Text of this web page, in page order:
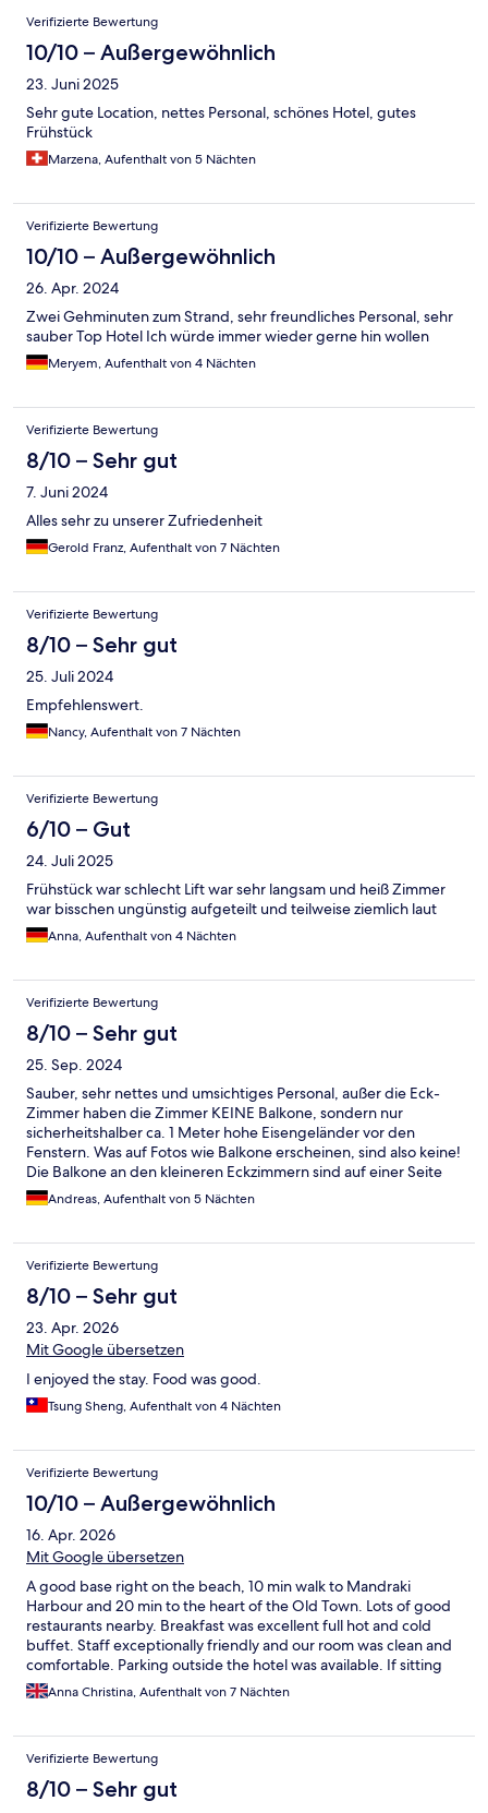
Bewertungen
Verifizierte Bewertung
10/10 – Außergewöhnlich
23. Juni 2025
Sehr gute Location, nettes Personal, schönes Hotel, gutes
Frühstück
Marzena, Aufenthalt von 5 Nächten
Verifizierte Bewertung
10/10 – Außergewöhnlich
26. Apr. 2024
Zwei Gehminuten zum Strand, sehr freundliches Personal, sehr
sauber Top Hotel Ich würde immer wieder gerne hin wollen
Meryem, Aufenthalt von 4 Nächten
Verifizierte Bewertung
8/10 – Sehr gut
7. Juni 2024
Alles sehr zu unserer Zufriedenheit
Gerold Franz, Aufenthalt von 7 Nächten
Verifizierte Bewertung
8/10 – Sehr gut
25. Juli 2024
Empfehlenswert.
Nancy, Aufenthalt von 7 Nächten
Verifizierte Bewertung
6/10 – Gut
24. Juli 2025
Frühstück war schlecht Lift war sehr langsam und heiß Zimmer
war bisschen ungünstig aufgeteilt und teilweise ziemlich laut
Anna, Aufenthalt von 4 Nächten
Verifizierte Bewertung
8/10 – Sehr gut
25. Sep. 2024
Sauber, sehr nettes und umsichtiges Personal, außer die Eck-
Zimmer haben die Zimmer KEINE Balkone, sondern nur
sicherheitshalber ca. 1 Meter hohe Eisengeländer vor den
Fenstern. Was auf Fotos wie Balkone erscheinen, sind also keine!
Die Balkone an den kleineren Eckzimmern sind auf einer Seite
(Eingangsseite) größer als auf der anderen, wo man kaum zu
zweit sitzen kann. Die Aussicht ist dadurch außerdem arg
Balkone, die unfassbar verrottet/alt aussehen. Das Frühstück ist
qualitativ & was die Auswahl betrifft ganz klar
unterdurchschnittlich. Wichtig: Das Abendessen muss man im
ca. 160 Meter entfernten Schwester-Hotel einnehmen. Die
Qualität, Auswahl & der Service waren wirklich gut. Bus-Tranfer
war Top, direkt vor der Tür. Lage des Hotels ist klasse, top
Andreas, Aufenthalt von 5 Nächten
Verifizierte Bewertung
8/10 – Sehr gut
23. Apr. 2026
Mit Google übersetzen
I enjoyed the stay. Food was good.
Tsung Sheng, Aufenthalt von 4 Nächten
Verifizierte Bewertung
10/10 – Außergewöhnlich
16. Apr. 2026
Mit Google übersetzen
A good base right on the beach, 10 min walk to Mandraki
Harbour and 20 min to the heart of the Old Town. Lots of good
restaurants nearby. Breakfast was excellent full hot and cold
buffet. Staff exceptionally friendly and our room was clean and
comfortable. Parking outside the hotel was available. If sitting
by the pool all day is your thing the pool is very small but the
hotel is on the beach. Sunsets were fabulous.
Anna Christina, Aufenthalt von 7 Nächten
Verifizierte Bewertung
8/10 – Sehr gut